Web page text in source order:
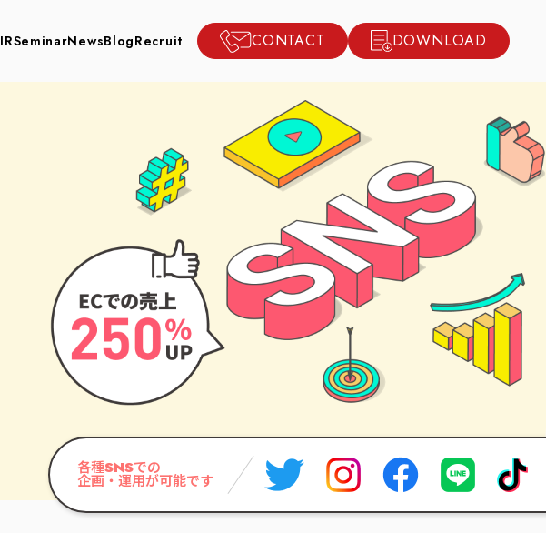
IRSeminarNewsBlogRecruit CONTACT DOWNLOAD
各種SNSでの
企画・運用が可能です